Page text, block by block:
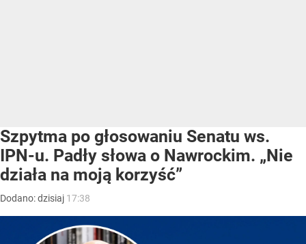
Szpytma po głosowaniu Senatu ws.
IPN-u. Padły słowa o Nawrockim. „Nie
działa na moją korzyść”
Dodano:dzisiaj 17:38